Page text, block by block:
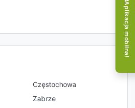
Częstochowa
Zabrze
Aplikacja mobilna!